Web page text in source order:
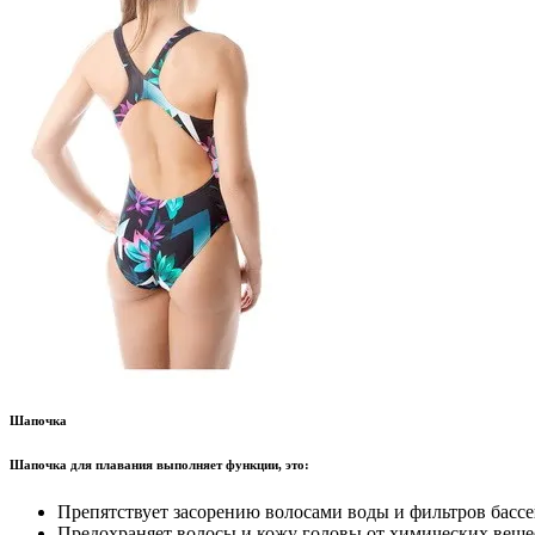
Шапочка
Шапочка для плавания выполняет функции, это:
Препятствует засорению волосами воды и фильтров